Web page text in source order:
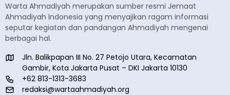
Warta Ahmadiyah merupakan sumber resmi Jemaat
Ahmadiyah Indonesia yang menyajikan ragam informasi
seputar kegiatan dan pandangan Ahmadiyah mengenai
berbagai hal.
Jln. Balikpapan III No. 27 Petojo Utara, Kecamatan
Gambir, Kota Jakarta Pusat – DKI Jakarta 10130
+62 813-1313-3683
redaksi@wartaahmadiyah.org